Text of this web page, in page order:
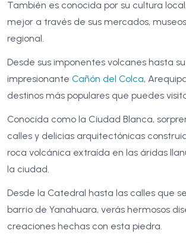
También es conocida por su cultura
mejor a través de sus mercados,
regional.
Desde sus imponentes volcanes hasta
impresionante Cañón del Colca,
destinos más populares que puedes
Conocida como la Ciudad Blanca,
calles y delicias arquitectónicas
roca volcánica extraída en las áridas
la ciudad.
Desde la Catedral hasta las calles que
barrio de Yanahuara, verás hermosos
creaciones hechas con esta piedra.